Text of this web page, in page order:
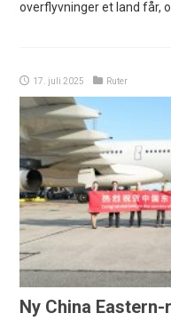
overflyvninger et land får,
17. juli 2025 Ruter
Ny China